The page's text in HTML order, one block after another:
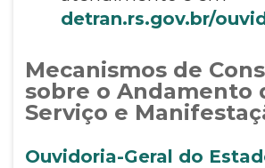
detran.rs.gov.br/
Mecanismos de
sobre o Andamento
Serviço e
Ouvidoria-Geral do